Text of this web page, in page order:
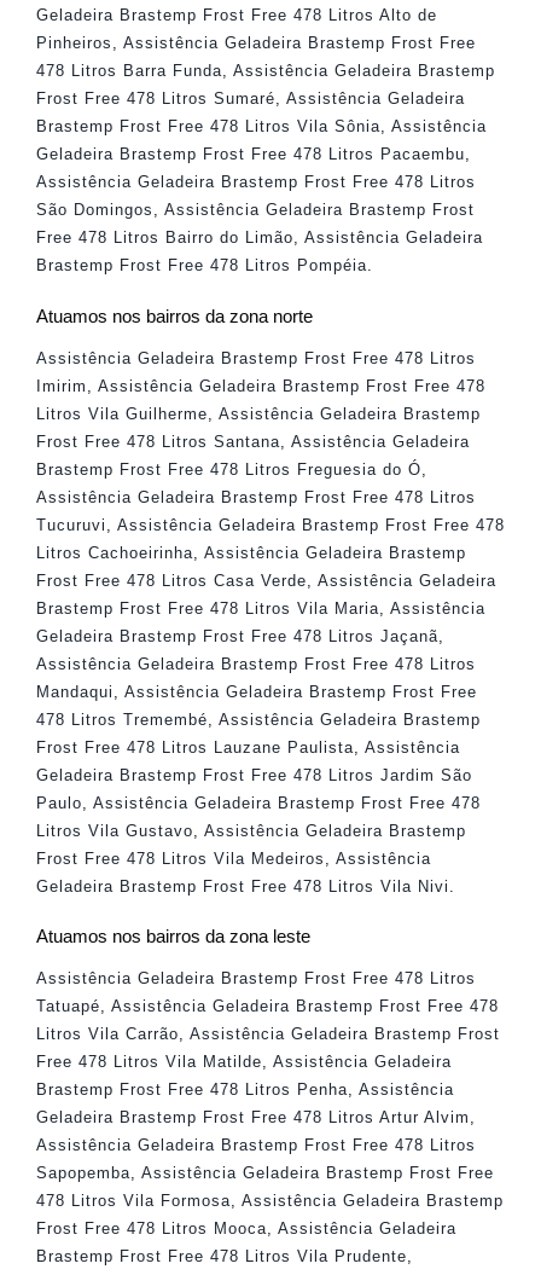
Geladeira Brastemp Frost Free 478 Litros Alto de
Pinheiros , Assistência Geladeira Brastemp Frost Free
478 Litros Barra Funda, Assistência Geladeira Brastemp
Frost Free 478 Litros Sumaré, Assistência Geladeira
Brastemp Frost Free 478 Litros Vila Sônia, Assistência
Geladeira Brastemp Frost Free 478 Litros Pacaembu,
Assistência Geladeira Brastemp Frost Free 478 Litros
São Domingos , Assistência Geladeira Brastemp Frost
Free 478 Litros Bairro do Limão, Assistência Geladeira
Brastemp Frost Free 478 Litros Pompéia.
Atuamos nos bairros da zona norte
Assistência Geladeira Brastemp Frost Free 478 Litros
Imirim
Assistência Geladeira Brastemp Frost Free 478
Litros Vila Guilherme
Assistência Geladeira Brastemp
Frost Free 478 Litros Santana
Assistência Geladeira
Brastemp Frost Free 478 Litros Freguesia do Ó
Assistência Geladeira Brastemp Frost Free 478 Litros
Tucuruvi
Assistência Geladeira Brastemp Frost Free 478
Litros Cachoeirinha
Assistência Geladeira Brastemp
Frost Free 478 Litros Casa Verde
Assistência Geladeira
Brastemp Frost Free 478 Litros Vila Maria
Assistência
Geladeira Brastemp Frost Free 478 Litros Jaçanã
Assistência Geladeira Brastemp Frost Free 478 Litros
Mandaqui
Assistência Geladeira Brastemp Frost Free
478 Litros Tremembé
Assistência Geladeira Brastemp
Frost Free 478 Litros Lauzane Paulista
Assistência
Geladeira Brastemp Frost Free 478 Litros Jardim São
Paulo
Assistência Geladeira Brastemp Frost Free 478
Litros Vila Gustavo
Assistência Geladeira Brastemp
Frost Free 478 Litros Vila Medeiros
Assistência
Geladeira Brastemp Frost Free 478 Litros Vila Nivi
Atuamos nos bairros da zona leste
Assistência Geladeira Brastemp Frost Free 478 Litros
Tatuapé, Assistência Geladeira Brastemp Frost Free 478
Litros Vila Carrão, Assistência Geladeira Brastemp Frost
Free 478 Litros Vila Matilde, Assistência Geladeira
Brastemp Frost Free 478 Litros Penha, Assistência
Geladeira Brastemp Frost Free 478 Litros Artur Alvim ,
Assistência Geladeira Brastemp Frost Free 478 Litros
Sapopemba, Assistência Geladeira Brastemp Frost Free
478 Litros Vila Formosa, Assistência Geladeira Brastemp
Frost Free 478 Litros Mooca, Assistência Geladeira
Brastemp Frost Free 478 Litros Vila Prudente,